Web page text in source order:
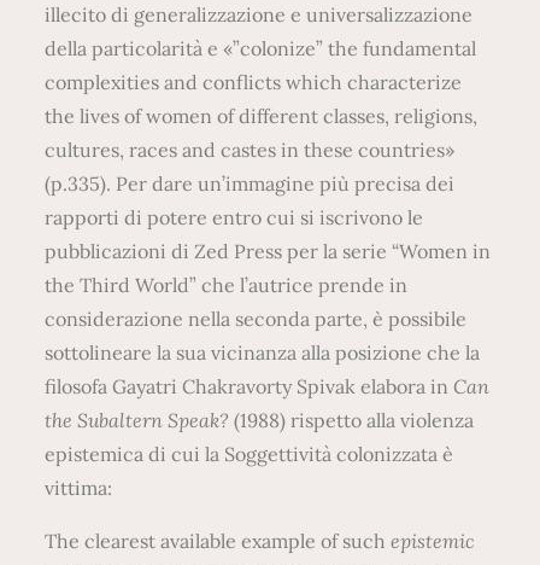
illecito di generalizzazione e universalizzazione
della particolarità e «”colonize” the fundamental
complexities and conflicts which characterize
the lives of women of different classes, religions,
cultures, races and castes in these countries»
(p.335). Per dare un’immagine più precisa dei
rapporti di potere entro cui si iscrivono le
pubblicazioni di Zed Press per la serie “Women in
the Third World” che l’autrice prende in
considerazione nella seconda parte, è possibile
sottolineare la sua vicinanza alla posizione che la
filosofa Gayatri Chakravorty Spivak elabora in Can
the Subaltern Speak? (1988) rispetto alla violenza
epistemica di cui la Soggettività colonizzata è
vittima:
The clearest available example of suchepistemic